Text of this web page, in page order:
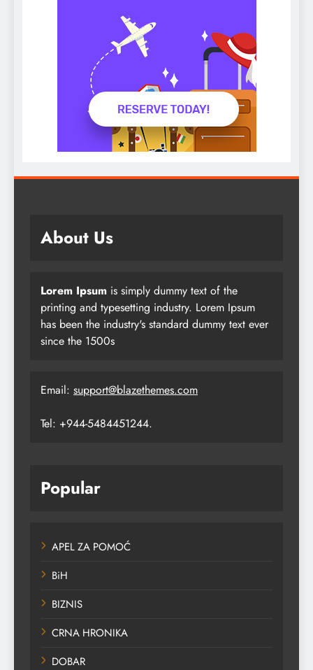
About Us
Lorem Ipsum is simply dummy text of the
printing and typesetting industry. Lorem Ipsum
has been the industry's standard dummy text ever
since the 1500s
Email: support@blazethemes.com
Tel: +944-5484451244.
Popular
APEL ZA POMOĆ
BiH
BIZNIS
CRNA HRONIKA
DOBAR